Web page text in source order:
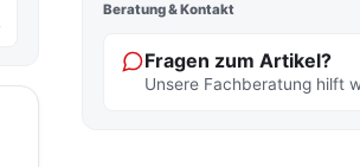
Beratung & Kontakt
Fragen zum Artikel?
Unsere Fachberatung hilft